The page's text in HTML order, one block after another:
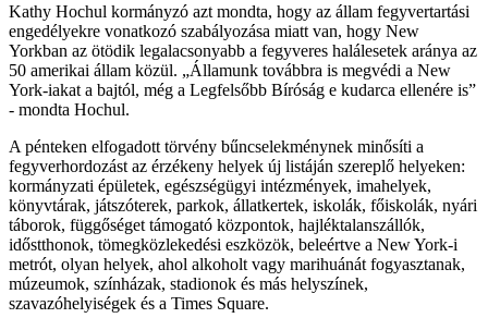
Kathy Hochul kormányzó azt mondta, hogy az állam fegyvertartási
engedélyekre vonatkozó szabályozása miatt van, hogy New
Yorkban az ötödik legalacsonyabb a fegyveres halálesetek aránya az
50 amerikai állam közül. „Államunk továbbra is megvédi a New
York-iakat a bajtól, még a Legfelsőbb Bíróság e kudarca ellenére is”
- mondta Hochul.
A pénteken elfogadott törvény bűncselekménynek minősíti a
fegyverhordozást az érzékeny helyek új listáján szereplő helyeken:
kormányzati épületek, egészségügyi intézmények, imahelyek,
könyvtárak, játszóterek, parkok, állatkertek, iskolák, főiskolák, nyári
táborok, függőséget támogató központok, hajléktalanszállók,
időstthonok, tömegközlekedési eszközök, beleértve a New York-i
metrót, olyan helyek, ahol alkoholt vagy marihuánát fogyasztanak,
múzeumok, színházak, stadionok és más helyszínek,
szavazóhelyiségek és a Times Square.